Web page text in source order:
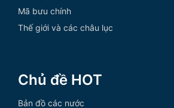
Mã bưu chính
Thế giới và các châu lục
Chủ đề HOT
Bản đồ các nước